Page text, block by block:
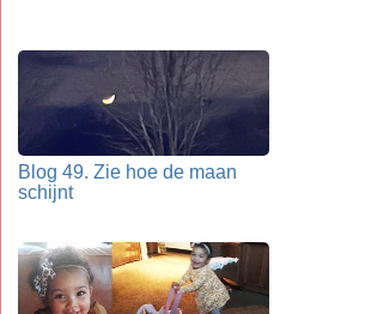
Blog 49. Zie hoe de maan
schijnt